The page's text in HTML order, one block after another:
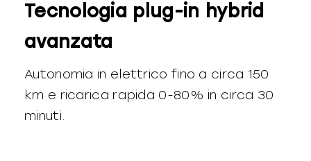
Tecnologia plug-in hybrid
avanzata
Autonomia in elettrico fino a circa 150
km e ricarica rapida 0-80% in circa 30
minuti.